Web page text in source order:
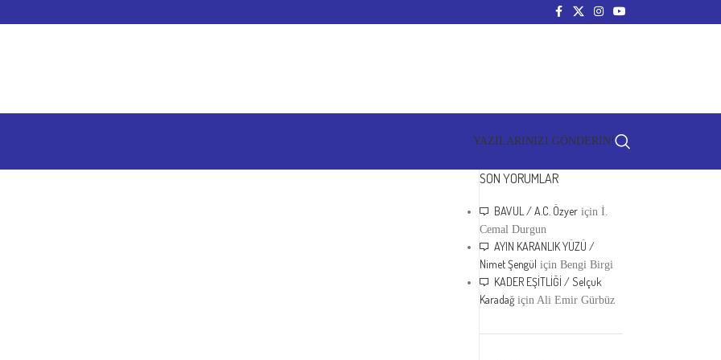
YAZILARINIZI GÖNDERİN!
SON YORUMLAR
BAVUL / A.C. Özyer içinİ.
Cemal Durgun
AYIN KARANLIK YÜZÜ /
Nimet Şengül içinBengi Birgi
KADER EŞİTLİĞİ / Selçuk
Karadağ içinAli Emir Gürbüz